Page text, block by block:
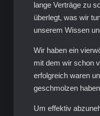
lange Verträge zu
überlegt, was wir
unserem Wissen
Wir haben ein
mit dem wir schon
erfolgreich waren
geschmolzen
Um effektiv